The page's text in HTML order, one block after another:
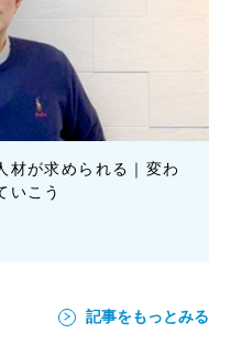
材が求められる｜変わ
いこう
記事をもっとみる